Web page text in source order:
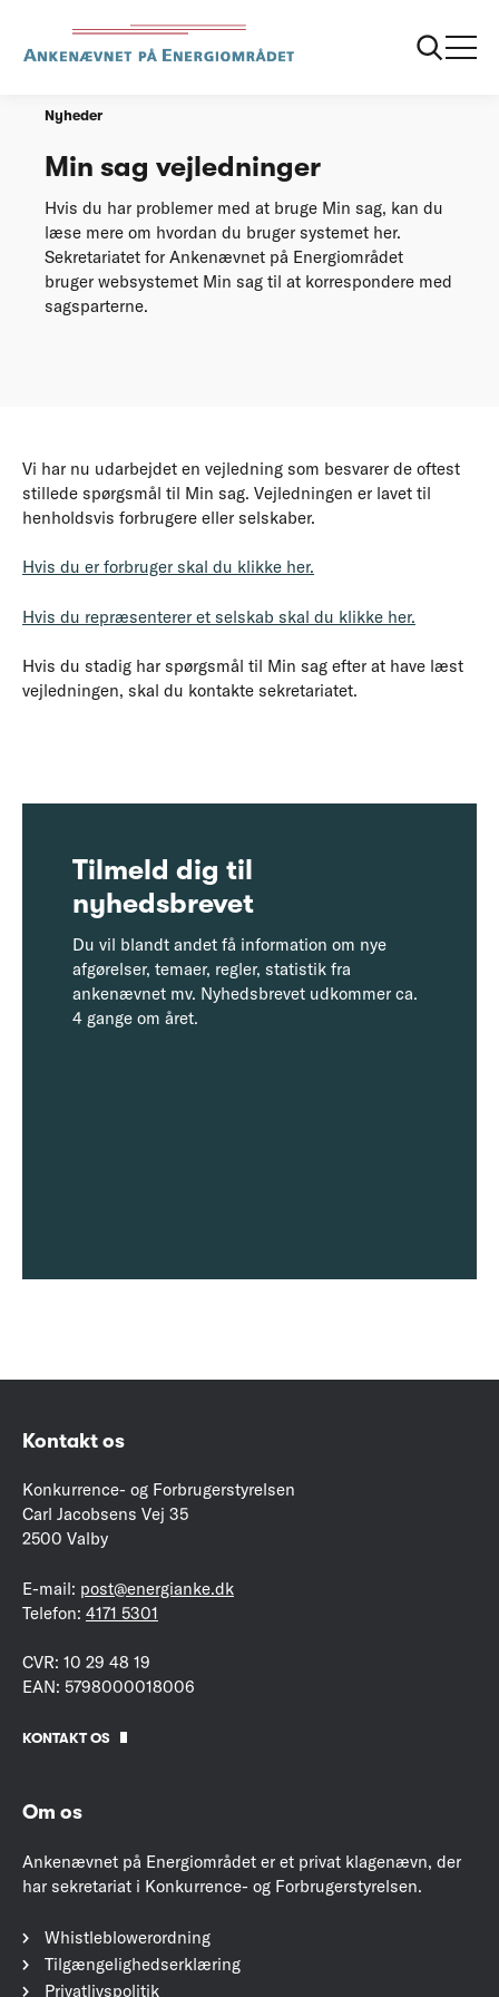
Min sag vejledninger
Nyheder
Min sag vejledninger
Hvis du har problemer med at bruge Min sag, kan du
læse mere om hvordan du bruger systemet her.
Sekretariatet for Ankenævnet på Energiområdet
bruger websystemet Min sag til at korrespondere med
sagsparterne.
Vi har nu udarbejdet en vejledning som besvarer de oftest
stillede spørgsmål til Min sag. Vejledningen er lavet til
henholdsvis forbrugere eller selskaber.
Hvis du er forbruger skal du klikke her.
Hvis du repræsenterer et selskab skal du klikke her.
Hvis du stadig har spørgsmål til Min sag efter at have læst
vejledningen, skal du kontakte sekretariatet.
Tilmeld dig til
nyhedsbrevet
Du vil blandt andet få information om nye
afgørelser, temaer, regler, statistik fra
ankenævnet mv. Nyhedsbrevet udkommer ca.
4 gange om året.
Kontakt os
Konkurrence- og Forbrugerstyrelsen
Carl Jacobsens Vej 35
2500 Valby
E-mail: post@energianke.dk
Telefon: 4171 5301
CVR: 10 29 48 19
EAN: 5798000018006
KONTAKT OS
Om os
Ankenævnet på Energiområdet er et privat klagenævn, der
har sekretariat i Konkurrence- og Forbrugerstyrelsen.
Whistleblowerordning
Tilgængelighedserklæring
Privatlivspolitik